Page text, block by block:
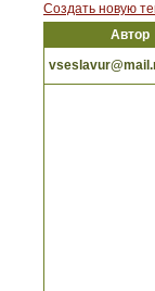
Создать новую
Автор